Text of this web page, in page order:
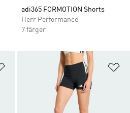
adi365 FORMOTION Shorts
Herr Performance
7 färger
Lägg till på önskelistan